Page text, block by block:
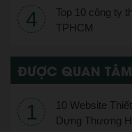
Top 10 công ty
TPHCM
ĐƯỢC QUAN
10 Website
Dựng Thương